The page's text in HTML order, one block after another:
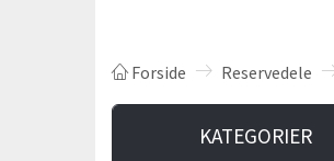
Forside Reservedele
KATEGORIER